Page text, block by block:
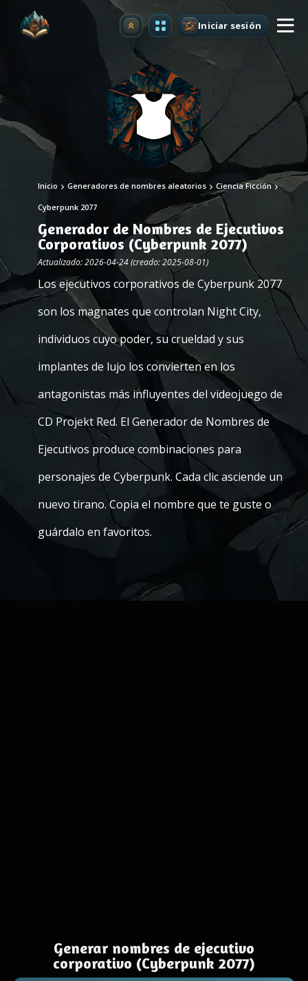
Mejorar Iniciar sesión
Inicio Generadores de nombres aleatorios Ciencia Ficción
Cyberpunk 2077
Generador de Nombres de Ejecutivos
Corporativos (Cyberpunk 2077)
Actualizado: 2026-04-24 (creado: 2025-08-01)
Los ejecutivos corporativos de Cyberpunk 2077
son los magnates que controlan Night City,
individuos cuyo poder, su crueldad y sus
implantes de lujo los convierten en los
antagonistas más influyentes del videojuego de
CD Projekt Red. El Generador de Nombres de
Ejecutivos produce combinaciones para
personajes de Cyberpunk. Cada clic asciende un
nuevo tirano. Copia el nombre que te guste o
guárdalo en favoritos.
Generar nombres de ejecutivo
corporativo (Cyberpunk 2077)